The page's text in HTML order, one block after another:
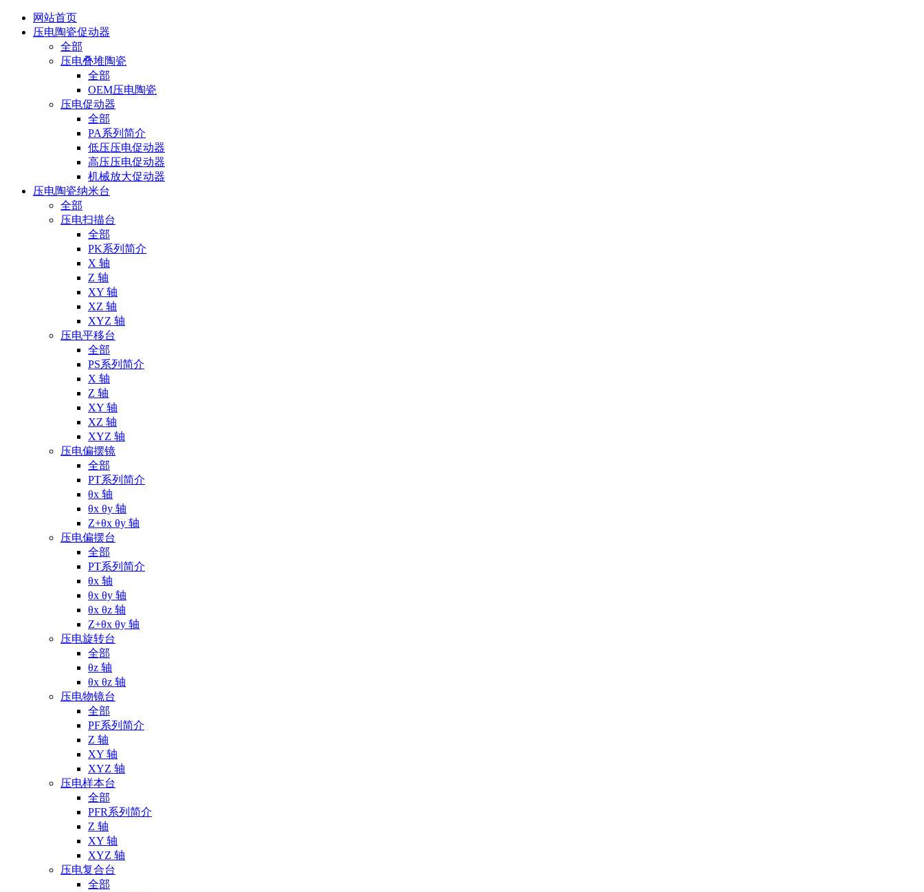
网站首页
压电陶瓷促动器
全部
压电叠堆陶瓷
全部
OEM压电陶瓷
压电促动器
全部
PA系列简介
低压压电促动器
高压压电促动器
机械放大促动器
压电陶瓷纳米台
全部
压电扫描台
全部
PK系列简介
X 轴
Z 轴
XY 轴
XZ 轴
XYZ 轴
压电平移台
全部
PS系列简介
X 轴
Z 轴
XY 轴
XZ 轴
XYZ 轴
压电偏摆镜
全部
PT系列简介
θx 轴
θx θy 轴
Z+θx θy 轴
压电偏摆台
全部
PT系列简介
θx 轴
θx θy 轴
θx θz 轴
Z+θx θy 轴
压电旋转台
全部
θz 轴
θx θz 轴
压电物镜台
全部
PF系列简介
Z 轴
XY 轴
XYZ 轴
压电样本台
全部
PFR系列简介
Z 轴
XY 轴
XYZ 轴
压电复合台
全部